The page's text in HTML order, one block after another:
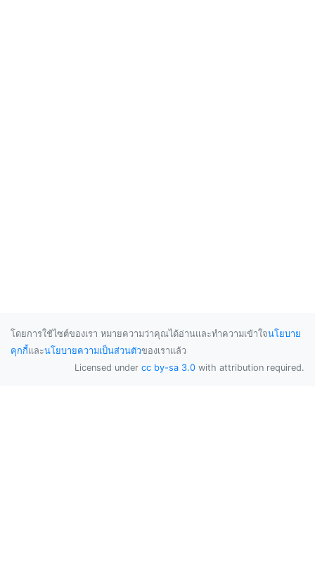
โดยการใช้ไซต์ของเรา หมายความว่าคุณได้อ่านและทำความเข้าใจนโยบาย
คุกกี้และนโยบายความเป็นส่วนตัวของเราแล้ว
Licensed under cc by-sa 3.0 with attribution required.